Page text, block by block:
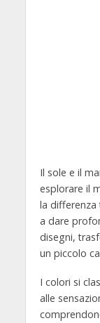
Il sole e il
esplorare il
la
a dare
disegni,
un piccolo
I colori si
alle